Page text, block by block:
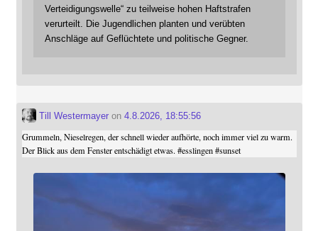
Verteidigungswelle“ zu teilweise hohen Haftstrafen
verurteilt. Die Jugendlichen planten und verübten
Anschläge auf Geflüchtete und politische Gegner.
Till Westermayeron 4.8.2026, 18:55:56
Grummeln, Nieselregen, der schnell wieder aufhörte, noch immer viel zu warm.
Der Blick aus dem Fenster entschädigt etwas. #esslingen #sunset